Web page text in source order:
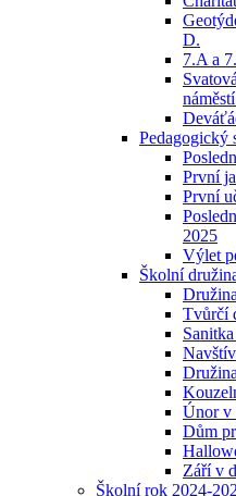
D.
7.A a
Pedagogický
První
První
2025
Výlet
Školní
Tvůrčí
Únor v
Dům
Září v
Školní rok 2024-